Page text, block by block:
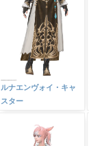
ルナエンヴォイ・キャ
スター